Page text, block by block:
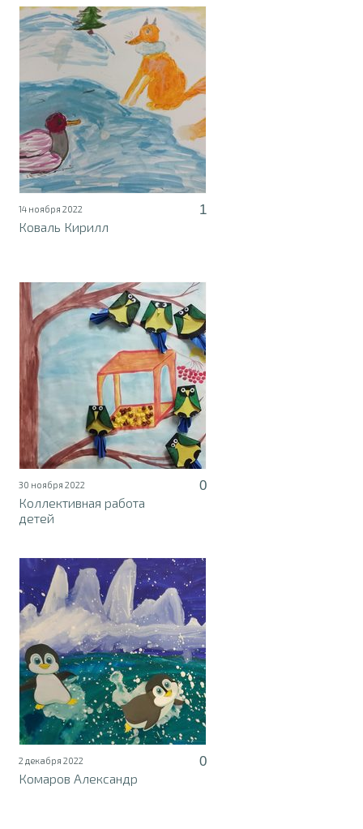
14 ноября 2022
1
Коваль Кирилл
30 ноября 2022
0
Коллективная работа
детей
2 декабря 2022
0
Комаров Александр